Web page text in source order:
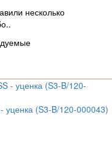
несколько
(S3-B/120-000043)